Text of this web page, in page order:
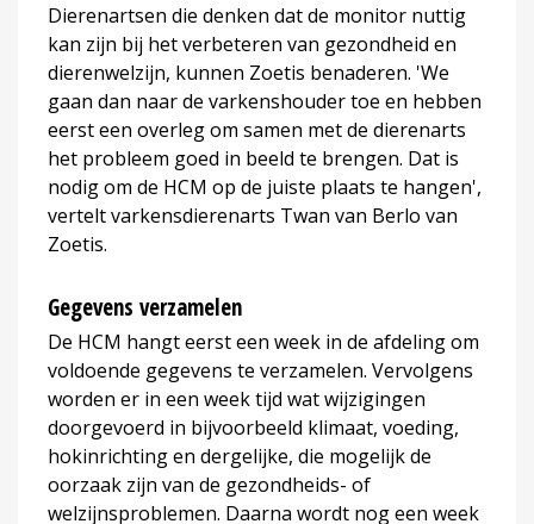
Dierenartsen die denken dat de monitor nuttig
kan zijn bij het verbeteren van gezondheid en
dierenwelzijn, kunnen Zoetis benaderen. 'We
gaan dan naar de varkenshouder toe en hebben
eerst een overleg om samen met de dierenarts
het probleem goed in beeld te brengen. Dat is
nodig om de HCM op de juiste plaats te hangen',
vertelt varkensdierenarts Twan van Berlo van
Zoetis.
Gegevens verzamelen
De HCM hangt eerst een week in de afdeling om
voldoende gegevens te verzamelen. Vervolgens
worden er in een week tijd wat wijzigingen
doorgevoerd in bijvoorbeeld klimaat, voeding,
hokinrichting en dergelijke, die mogelijk de
oorzaak zijn van de gezondheids- of
welzijnsproblemen. Daarna wordt nog een week